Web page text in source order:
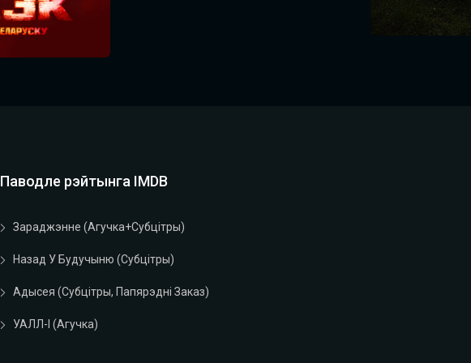
Паводле рэйтынга IMDB
Зараджэнне (агучка+субцітры)
Назад У Будучыню (субцітры)
Адысея (субцітры, Папярэдні Заказ)
УАЛЛ-І (агучка)